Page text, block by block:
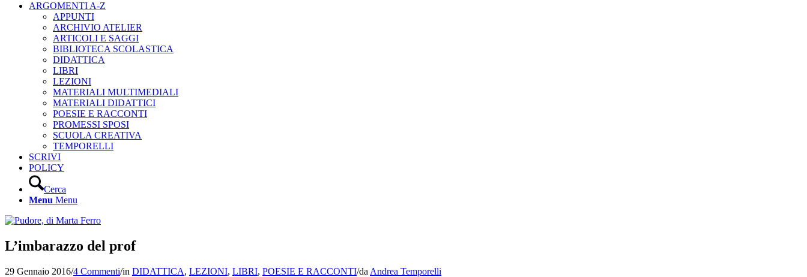
ARGOMENTI A-Z
APPUNTI
ARCHIVIO ATELIER
ARTICOLI E SAGGI
BIBLIOTECA SCOLASTICA
DIDATTICA
LIBRI
LEZIONI
MATERIALI MULTIMEDIALI
MATERIALI DIDATTICI
POESIE E RACCONTI
PROMESSI SPOSI
SCUOLA CREATIVA
TEMPORELLI
SCRIVI
POLICY
Cerca
Menu Menu
L’imbarazzo del prof
29 Gennaio 2016/4 Commenti/in DIDATTICA, LEZIONI, LIBRI, POESIE E RACCONTI/da Andrea Temporelli